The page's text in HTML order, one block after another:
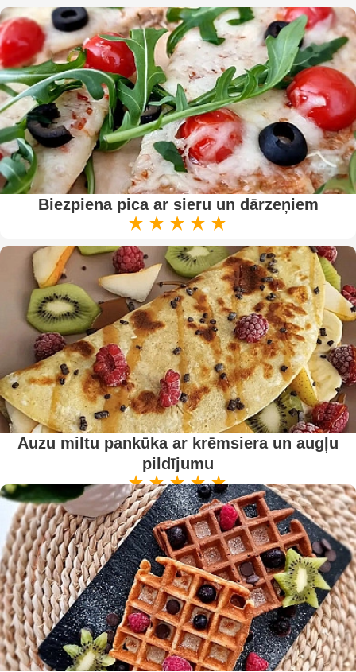
Biezpiena pica ar sieru un dārzeņiem
Auzu miltu pankūka ar krēmsiera un augļu
pildījumu